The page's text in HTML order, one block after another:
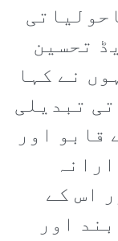
تحسین
نے کہا
تبدیلی
قابو اور
اس کے
اور